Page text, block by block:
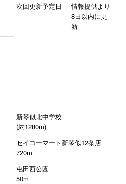
次回更新予定日
情報提供より
8日以内に更
新
新琴似北中学校
(約1280m)
セイコーマート新琴似12条店
720m
屯田西公園
50m